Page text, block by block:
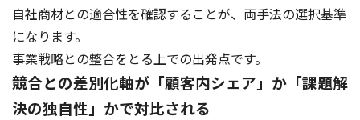
自社商材との適合性を確認することが、両手法の選択基準
になります。
事業戦略との整合をとる上での出発点です。
競合との差別化軸が「顧客内シェア」か「課題解
決の独自性」かで対比される